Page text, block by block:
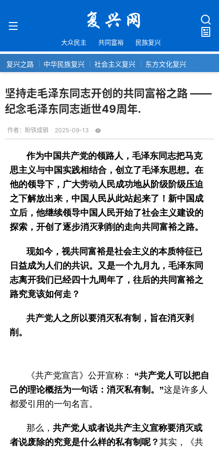
大众民主 共同富裕 民族复兴
复兴之路 中华民族复兴 社会主义复兴 东方文化复兴
坚持走毛泽东同志开创的共同富裕之路 ——
纪念毛泽东同志逝世49周年.
作者： 盼铁成钢 2025-09-13
作为中国共产党的领路人，毛泽东同志把马克
思主义与中国实践相结合，创立了毛泽东思想。在
他的领导下，广大劳动人民成功地从阶级阶级压迫
之下解放出来，中国人民从此站起来了！新中国成
立后，他继续领导中国人民开始了社会主义建设的
探索，开创了逐步消灭剥削的走向共同富裕之路。
现如今，视共同富裕是社会主义的本质特征已
日益成为人们的共识。 又是一个九月九，毛泽东同
志离开我们已经四十九周年了，往后的共同富裕之
路究竟该如何走？
共产党人之所以要消灭私有制，旨在消灭剥
削。
《共产党宣言》公开宣称： “共产党人可以把自
己的理论概括为一句话：消灭私有制。”这是许多人
都爱引用的一句名言。
那么， 共产党人或者说共产主义宣称要消灭或
者说废除的究竟是什么样的私有制呢？ 其实，《共